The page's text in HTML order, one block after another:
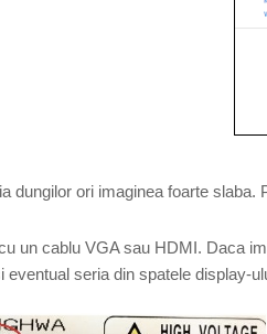
dungilor ori imaginea foarte
un cablu VGA sau HDMI. Daca
seria din spatele display-